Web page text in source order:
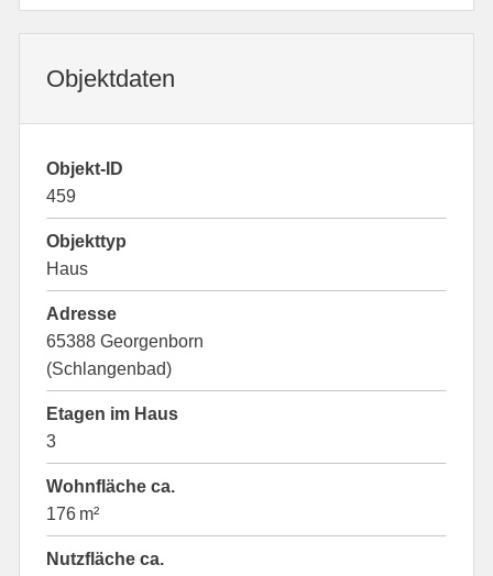
Objektdaten
Objekt-ID
459
Objekttyp
Haus
Adresse
65388 Georgenborn
(Schlangenbad)
Etagen im Haus
3
Wohnfläche ca.
176 m²
Nutzfläche ca.